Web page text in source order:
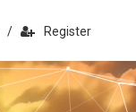
/ Register